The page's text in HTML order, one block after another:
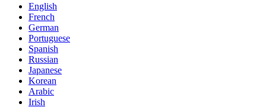
English
French
German
Portuguese
Spanish
Russian
Japanese
Korean
Arabic
Irish